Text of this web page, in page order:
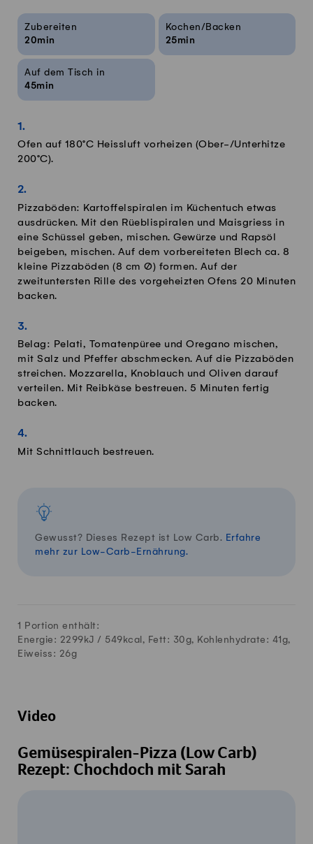
Rezeptinfos
Zubereiten
20min
Kochen/Backen
25min
Auf dem Tisch in
45min
Ofen auf 180°C Heissluft vorheizen (Ober-/Unterhitze
200°C).
Pizzaböden: Kartoffelspiralen im Küchentuch etwas
ausdrücken. Mit den Rüeblispiralen und Maisgriess in
eine Schüssel geben, mischen. Gewürze und Rapsöl
beigeben, mischen. Auf dem vorbereiteten Blech ca. 8
kleine Pizzaböden (8 cm Ø) formen. Auf der
zweituntersten Rille des vorgeheizten Ofens 20 Minuten
backen.
Belag: Pelati, Tomatenpüree und Oregano mischen,
mit Salz und Pfeffer abschmecken. Auf die Pizzaböden
streichen. Mozzarella, Knoblauch und Oliven darauf
verteilen. Mit Reibkäse bestreuen. 5 Minuten fertig
backen.
Mit Schnittlauch bestreuen.
Gewusst? Dieses Rezept ist Low Carb. Erfahre
mehr zur Low-Carb-Ernährung.
1 Portion enthält:
Energie: 2299kJ / 549kcal, Fett: 30g, Kohlenhydrate: 41g,
Eiweiss: 26g
Video
Gemüsespiralen-Pizza (Low Carb)
Rezept: Chochdoch mit Sarah